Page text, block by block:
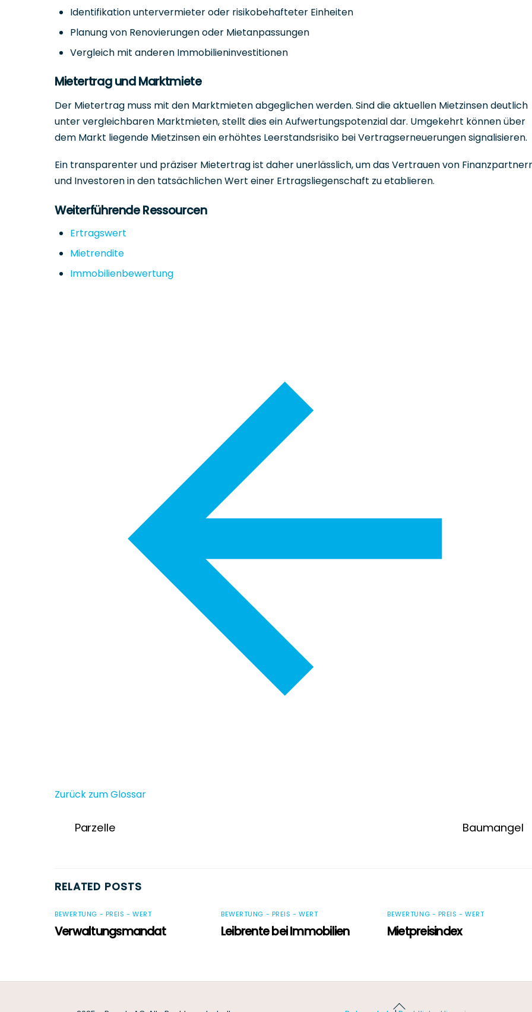
Identifikation untervermieter oder risikobehafteter Einheiten
Planung von Renovierungen oder Mietanpassungen
Vergleich mit anderen Immobilieninvestitionen
Mietertrag und Marktmiete
Der Mietertrag muss mit den Marktmieten abgeglichen werden. Sind die aktuellen Mietzinsen deutlich
unter vergleichbaren Marktmieten, stellt dies ein Aufwertungspotenzial dar. Umgekehrt können über
dem Markt liegende Mietzinsen ein erhöhtes Leerstandsrisiko bei Vertragserneuerungen signalisieren.
Ein transparenter und präziser Mietertrag ist daher unerlässlich, um das Vertrauen von
und Investoren in den tatsächlichen Wert einer Ertragsliegenschaft zu etablieren.
Weiterführende Ressourcen
Ertragswert
Mietrendite
Immobilienbewertung
Zurück zum Glossar
Parzelle Baumangel
RELATED POSTS
BEWERTUNG - PREIS - WERT
Verwaltungsmandat
BEWERTUNG - PREIS - WERT
Leibrente bei Immobilien
BEWERTUNG - PREIS - WERT
Mietpreisindex
Back